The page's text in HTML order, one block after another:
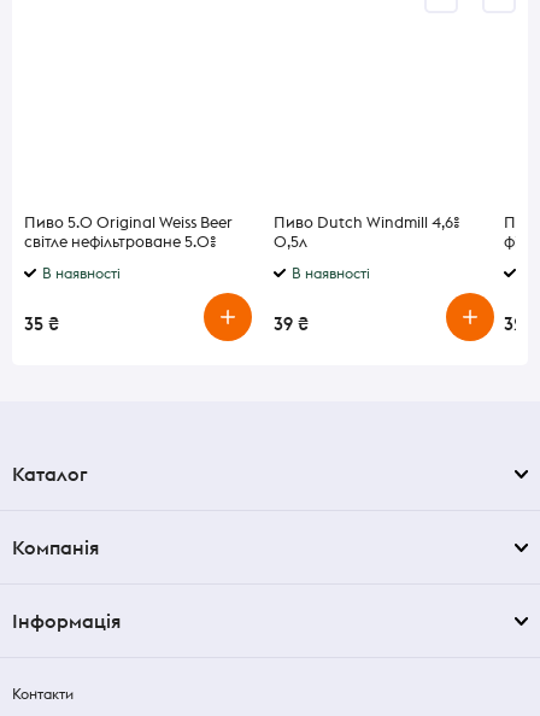
Пиво 5.0 Original Weiss Beer
світле нефільтроване 5.0%
В наявності
35 ₴
Пиво Dutch Windmill 4,6%
0,5л
В наявності
39 ₴ 32 ₴
Каталог
Компанія
Інформація
Контакти